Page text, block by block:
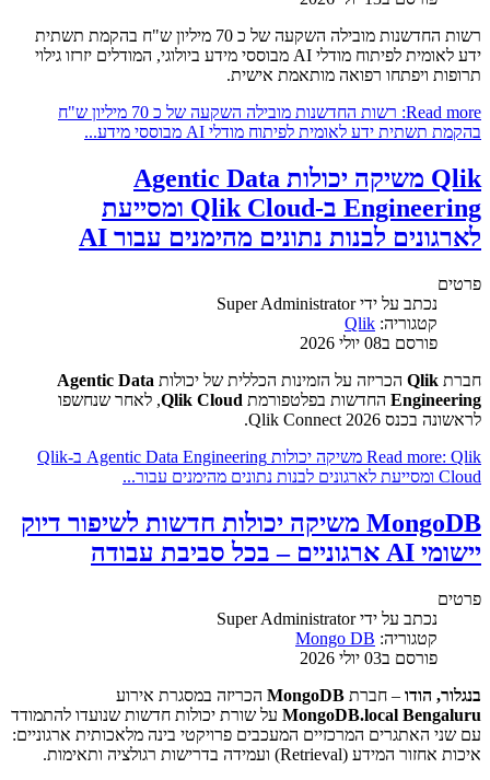
רשות החדשנות מובילה השקעה של כ 70 מיליון ש"ח בהקמת תשתית
ידע לאומית לפיתוח מודלי AI מבוססי מידע ביולוגי, המודלים יזרזו גילוי
תרופות ויפתחו רפואה מותאמת אישית.
Read more: רשות החדשנות מובילה השקעה של כ 70 מיליון ש"ח
בהקמת תשתית ידע לאומית לפיתוח מודלי AI מבוססי מידע...
Qlik משיקה יכולות Agentic Data
Engineering ב-Qlik Cloud ומסייעת
לארגונים לבנות נתונים מהימנים עבור AI
פרטים
נכתב על ידיSuper Administrator
קטגוריה: Qlik
פורסם ב08 יולי 2026
חברת Qlik הכריזה על הזמינות הכללית של יכולות Agentic Data
Engineering החדשות בפלטפורמת Qlik Cloud, לאחר שנחשפו
לראשונה בכנס Qlik Connect 2026.
Read more: Qlik משיקה יכולות Agentic Data Engineering ב-Qlik
Cloud ומסייעת לארגונים לבנות נתונים מהימנים עבור...
MongoDB משיקה יכולות חדשות לשיפור דיוק
יישומי AI ארגוניים – בכל סביבת עבודה
פרטים
נכתב על ידיSuper Administrator
קטגוריה: Mongo DB
פורסם ב03 יולי 2026
בנגלור, הודו – חברת MongoDB הכריזה במסגרת אירוע
MongoDB.local Bengaluru על שורת יכולות חדשות שנועדו להתמודד
עם שני האתגרים המרכזיים המעכבים פרויקטי בינה מלאכותית ארגוניים:
איכות אחזור המידע (Retrieval) ועמידה בדרישות רגולציה ותאימות.